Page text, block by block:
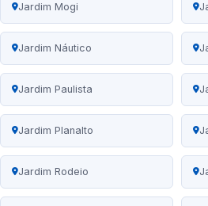
Jardim Mogi
Jardim Náutico
Jardim Paulista
Jardim Planalto
Jardim Rodeio